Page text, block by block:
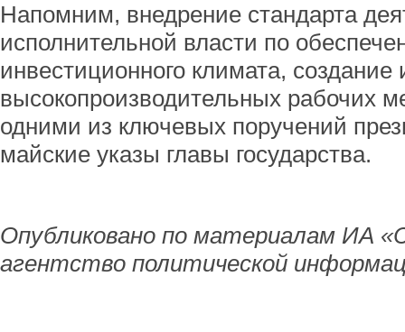
Напомним, внедрение стандарта
исполнительной власти по
инвестиционного климата,
высокопроизводительных рабочих
одними из ключевых поручений
майские указы главы государства.
Опубликовано по материалам ИА
агентство политической